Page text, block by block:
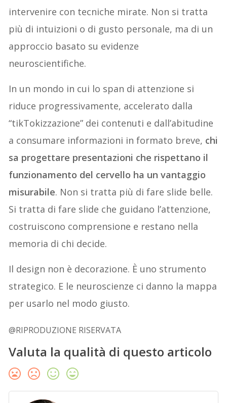
intervenire con tecniche mirate. Non si tratta
più di intuizioni o di gusto personale, ma di un
approccio basato su evidenze
neuroscientifiche.
In un mondo in cui lo span di attenzione si
riduce progressivamente, accelerato dalla
“tikTokizzazione” dei contenuti e dall’abitudine
a consumare informazioni in formato breve, chi
sa progettare presentazioni che rispettano il
funzionamento del cervello ha un vantaggio
misurabile. Non si tratta più di fare slide belle.
Si tratta di fare slide che guidano l’attenzione,
costruiscono comprensione e restano nella
memoria di chi decide.
Il design non è decorazione. È uno strumento
strategico. E le neuroscienze ci danno la mappa
per usarlo nel modo giusto.
@RIPRODUZIONE RISERVATA
Valuta la qualità di questo articolo